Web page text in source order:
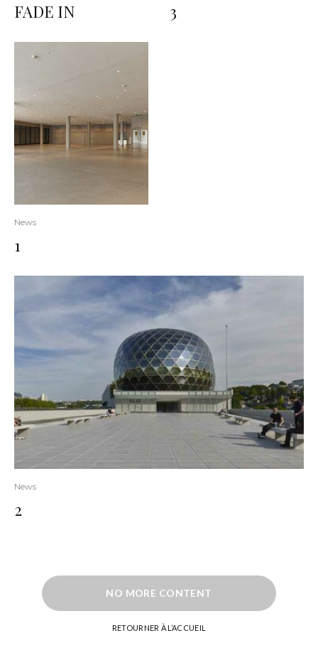
FADE IN
News
1
3
News
2
NO MORE CONTENT
RETOURNER À L’ACCUEIL